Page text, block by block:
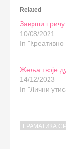
Related
Заврши причу
10/08/2021
In
Жеља твоје
14/12/2023
In "Лични
ГРАМАТИКА